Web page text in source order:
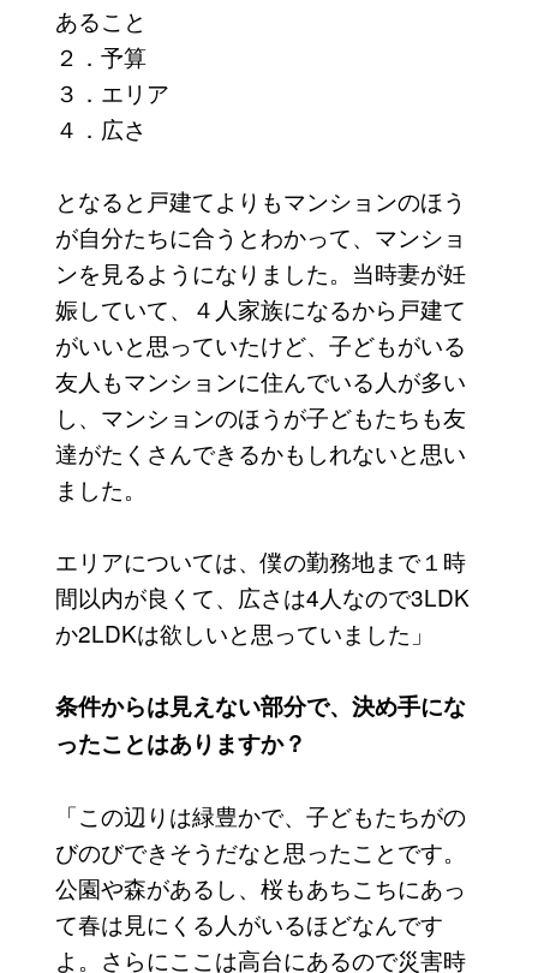
あること
２．予算
３．エリア
４．広さ
となると戸建てよりもマンションのほう
が自分たちに合うとわかって、マンショ
ンを見るようになりました。当時妻が妊
娠していて、４人家族になるから戸建て
がいいと思っていたけど、子どもがいる
友人もマンションに住んでいる人が多い
し、マンションのほうが子どもたちも友
達がたくさんできるかもしれないと思い
ました。
エリアについては、僕の勤務地まで１時
間以内が良くて、広さは4人なので3LDK
か2LDKは欲しいと思っていました」
条件からは見えない部分で、決め手にな
ったことはありますか？
「この辺りは緑豊かで、子どもたちがの
びのびできそうだなと思ったことです。
公園や森があるし、桜もあちこちにあっ
て春は見にくる人がいるほどなんです
よ。さらにここは高台にあるので災害時